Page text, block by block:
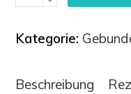
Deutsche
Das
Kategorie:
Beschreibung